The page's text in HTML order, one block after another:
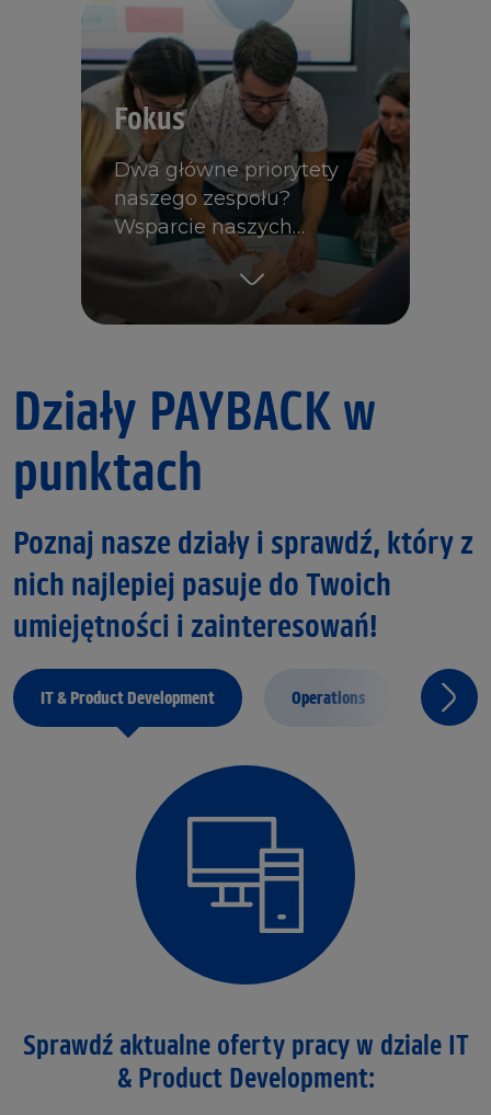
Fokus
Dwa główne priorytety
naszego zespołu?
Wsparcie naszych…
Działy PAYBACK w
punktach
Poznaj nasze działy i sprawdź, który z
nich najlepiej pasuje do Twoich
umiejętności i zainteresowań!
IT & Product Development Operations
Sprawdź aktualne oferty pracy w dziale IT
& Product Development: